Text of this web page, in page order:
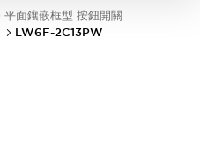
平面鑲嵌框型 按鈕開關
LW6F-2C13PW